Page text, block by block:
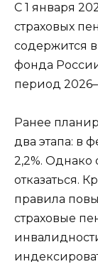
С 1 января
страховых
содержится
фонда
период
Ранее
два этапа: в
2,2%. Однако
отказаться.
правила
страховые